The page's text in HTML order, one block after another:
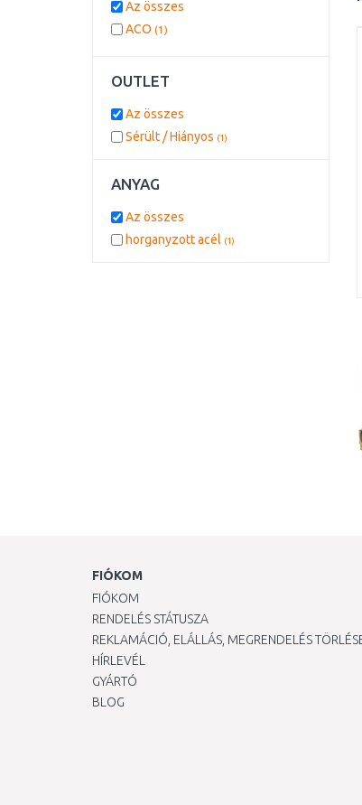
Az összes
ACO (1)
OUTLET
Az összes
Sérült / Hiányos (1)
ANYAG
Az összes
horganyzott acél (1)
FIÓKOM
FIÓKOM
RENDELÉS STÁTUSZA
REKLAMÁCIÓ, ELÁLLÁS, MEGRENDELÉS
HÍRLEVÉL
GYÁRTÓ
BLOG